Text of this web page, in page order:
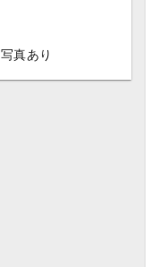
写真あり